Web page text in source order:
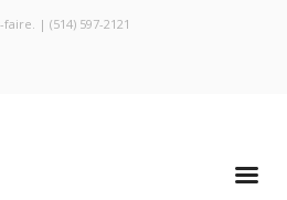
faire. | (514) 597-2121